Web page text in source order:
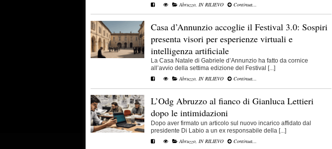
Abruzzo IN RILIEVO Continua...
Casa d’Annunzio accoglie il Festival 3.0: Sospiri
presenta visori per esperienze virtuali e
intelligenza artificiale
La Casa Natale di Gabriele d’Annunzio ha fatto da cornice
all’avvio della settima edizione del Festival [...]
Abruzzo, IN RILIEVO Continua...
L’Odg Abruzzo al fianco di Gianluca Lettieri
dopo le intimidazioni
Dopo aver firmato un articolo sul nuovo incarico affidato dal
presidente Di Labio a un ex responsabile della [...]
Abruzzo, IN RILIEVO Continua...